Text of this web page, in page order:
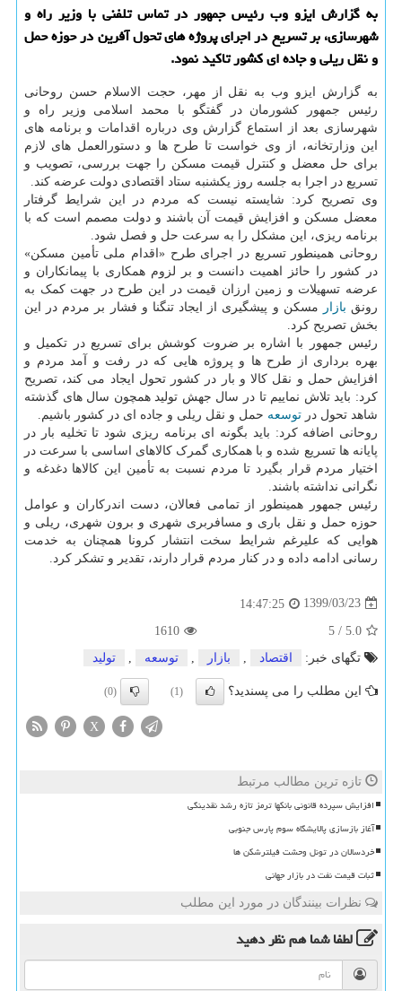
به گزارش ایزو وب رئیس جمهور در تماس تلفنی با وزیر راه و
شهرسازی، بر تسریع در اجرای پروژه های تحول آفرین در حوزه حمل
و نقل ریلی و جاده ای كشور تاكید نمود.
به گزارش ایزو وب به نقل از مهر، حجت الاسلام حسن روحانی
رئیس جمهور کشورمان در گفتگو با محمد اسلامی وزیر راه و
شهرسازی بعد از استماع گزارش وی درباره اقدامات و برنامه های
این وزارتخانه، از وی خواست تا طرح ها و دستورالعمل های لازم
برای حل معضل و کنترل قیمت مسکن را جهت بررسی، تصویب و
تسریع در اجرا به جلسه روز یکشنبه ستاد اقتصادی دولت عرضه کند.
وی تصریح کرد: شایسته نیست که مردم در این شرایط گرفتار
معضل مسکن و افزایش قیمت آن باشند و دولت مصمم است که با
برنامه ریزی، این مشکل را به سرعت حل و فصل شود.
روحانی همینطور تسریع در اجرای طرح «اقدام ملی تأمین مسکن»
در کشور را حائز اهمیت دانست و بر لزوم همکاری با پیمانکاران و
عرضه تسهیلات و زمین ارزان قیمت در این طرح در جهت کمک به
رونق بازار
مسکن و پیشگیری از ایجاد تنگنا و فشار بر مردم در این
بخش تصریح کرد.
رئیس جمهور با اشاره بر ضروت کوشش برای تسریع در تکمیل و
بهره برداری از طرح ها و پروژه هایی که در رفت و آمد مردم و
افزایش حمل و نقل کالا و بار در کشور تحول ایجاد می کند، تصریح
کرد: باید تلاش نماییم تا در سال جهش تولید همچون سال های گذشته
شاهد تحول در توسعه حمل و نقل ریلی و جاده ای در کشور باشیم.
روحانی اضافه کرد: باید بگونه ای برنامه ریزی شود تا تخلیه بار در
پایانه ها تسریع شده و با همکاری گمرک کالاهای اساسی با سرعت در
اختیار مردم قرار بگیرد تا مردم نسبت به تأمین این کالاها دغدغه و
نگرانی نداشته باشند.
رئیس جمهور همینطور از تمامی فعالان، دست اندرکاران و عوامل
حوزه حمل و نقل باری و مسافربری شهری و برون شهری، ریلی و
هوایی که علیرغم شرایط سخت انتشار کرونا همچنان به خدمت
رسانی ادامه داده و در کنار مردم قرار دارند، تقدیر و تشکر کرد.
1399/03/23
14:47:25
5.0
/
5
1610
تگهای خبر:
اقتصاد بازار توسعه تولید
این مطلب را می پسندید؟ (1)
(0)
X
تازه ترین مطالب مرتبط
افزایش سپرده قانونی بانکها ترمز تازه رشد نقدینگی
آغاز بازسازی پالایشگاه سوم پارس جنوبی
خردسالان در تونل وحشت فیلترشکن ها
ثبات قیمت نفت در بازار جهانی
نظرات بینندگان در مورد این مطلب
لطفا شما همنظر دهید